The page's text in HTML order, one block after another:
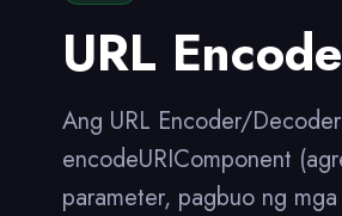
URL
Ang URL Encoder/
encodeURIComponent
parameter, pagbuo ng